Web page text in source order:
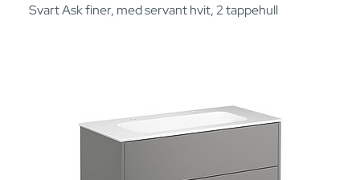
Svart Ask finer, med servant hvit, 2 tappehull